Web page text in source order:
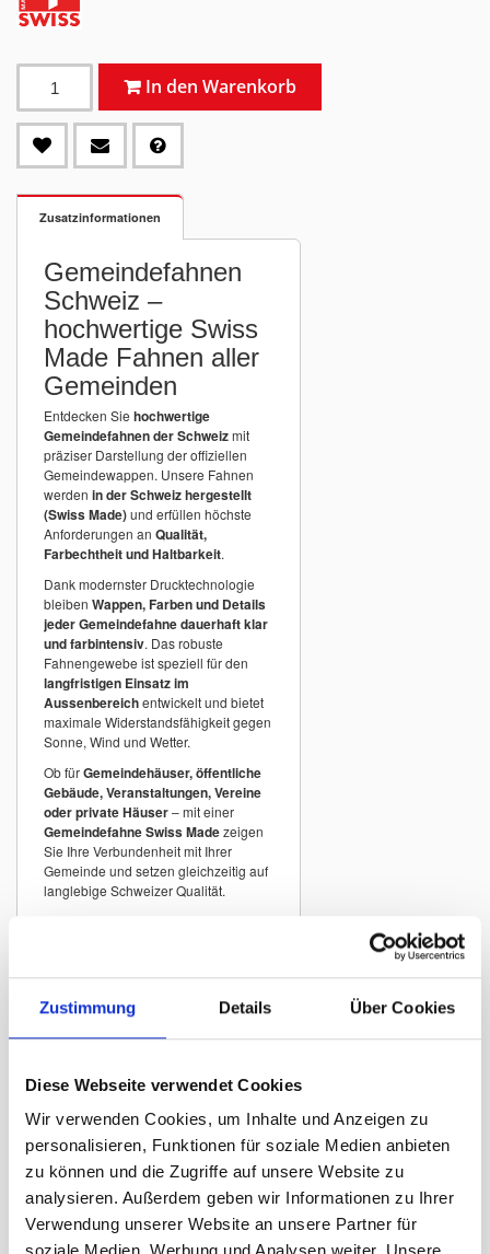
Zustimmung Details Über Cookies
Diese Webseite verwendet Cookies
Wir verwenden Cookies, um Inhalte und Anzeigen zu
personalisieren, Funktionen für soziale Medien anbieten
zu können und die Zugriffe auf unsere Website zu
analysieren. Außerdem geben wir Informationen zu Ihrer
Verwendung unserer Website an unsere Partner für
In den Warenkorb
Zusatzinformationen
Gemeindefahnen
Schweiz –
hochwertige Swiss
Made Fahnen aller
Gemeinden
Entdecken Sie hochwertige
Gemeindefahnen der Schweizmit
präziser Darstellung der offiziellen
Gemeindewappen. Unsere Fahnen
werden in der Schweiz hergestellt
(Swiss Made)und erfüllen höchste
Anforderungen an Qualität,
Farbechtheit und Haltbarkeit.
Dank modernster Drucktechnologie
bleiben Wappen, Farben und Details
jeder Gemeindefahne dauerhaft klar
und farbintensiv. Das robuste
Fahnengewebe ist speziell für den
langfristigen Einsatz im
Aussenbereichentwickelt und bietet
maximale Widerstandsfähigkeit gegen
Sonne, Wind und Wetter.
Ob fürGemeindehäuser, öffentliche
Gebäude, Veranstaltungen, Vereine
oder private Häuser– mit einer
Gemeindefahne Swiss Madezeigen
Sie Ihre Verbundenheit mit Ihrer
Gemeinde und setzen gleichzeitig auf
langlebige Schweizer Qualität.
Schweiz A–Z
In unserem Sortiment finden Sie
Gemeindefahnen vieler Schweizer
Wappen.
Gemeindefahne Zürich
Gemeindefahne Winterthur
Gemeindefahne St. Gallen
Gemeindefahne Luzern